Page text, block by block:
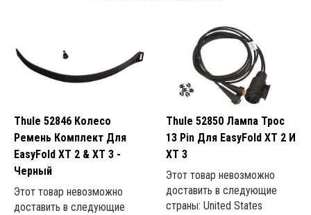
Thule 52846 Колесо
Ремень Комплект Для
EasyFold XT 2 & XT 3 -
Черный
Этот товар невозможно
доставить в следующие
Thule 52850 Лампа Трос
13 Pin Для EasyFold XT 2 И
XT 3
Этот товар невозможно
доставить в следующие
страны: United States